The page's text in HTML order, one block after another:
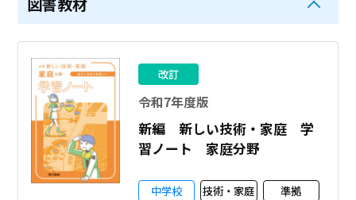
改訂
令和7年度版
新編 新しい技術・家庭 学
習ノート 家庭分野
中学校 技術・家庭 準拠